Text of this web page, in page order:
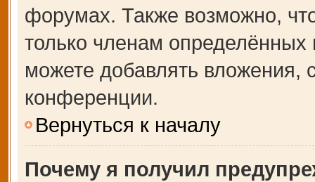
форумах. Также возможно,
только членам
можете добавлять вложения,
конференции.
Вернуться к началу
Почему я получил